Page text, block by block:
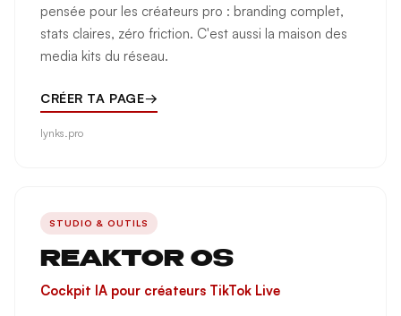
pensée pour les créateurs pro : branding complet,
stats claires, zéro friction. C'est aussi la maison des
media kits du réseau.
CRÉER TA PAGE→
lynks.pro
STUDIO & OUTILS
REAKTOR OS
Cockpit IA pour créateurs TikTok Live